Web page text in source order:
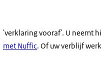
'verklaring vooraf'. U neemt
met Nuffic. Of uw verblijf